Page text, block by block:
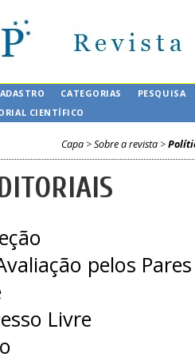
CATEGORIAS
PESQUISA
CIENTÍFICO
Capa >Sobre a revista >
pelos Pares
Livre